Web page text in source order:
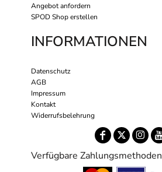
Angebot anfordern
SPOD Shop erstellen
INFORMATIONEN
Datenschutz
AGB
Impressum
Kontakt
Widerrufsbelehrung
Verfügbare Zahlungsmethoden